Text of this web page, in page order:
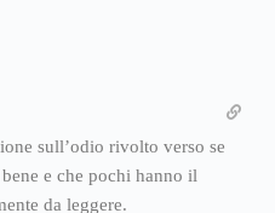
sull’odio rivolto verso se
e che pochi hanno il
da leggere.